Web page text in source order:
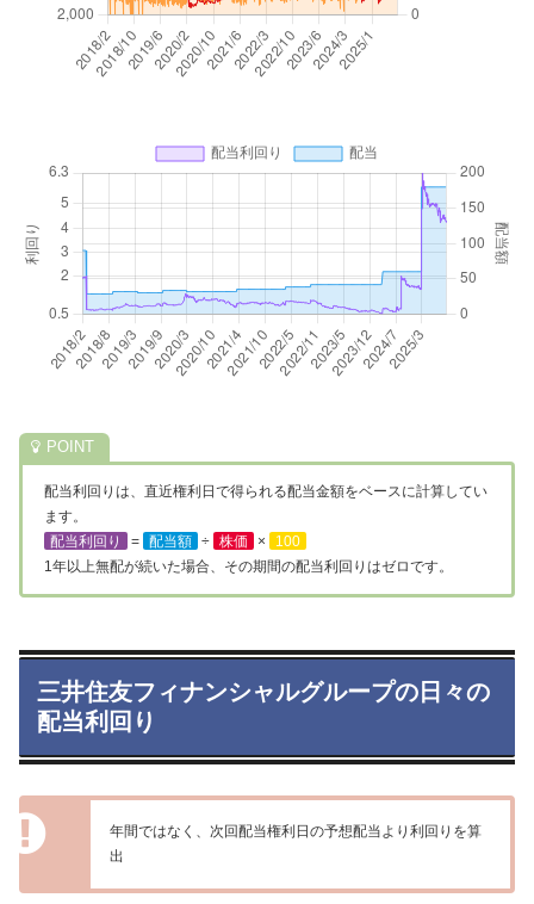
配当利回りは、直近権利日で得られる配当金額をベースに計算してい
ます。
配当利回り
= 配当額 ÷ 株価 ×
100
1年以上無配が続いた場合、その期間の配当利回りはゼロです。
三井住友フィナンシャルグループの日々の
配当利回り
年間ではなく、次回配当権利日の予想配当より利回りを算
出